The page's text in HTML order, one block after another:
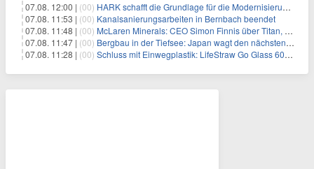
07.08. 12:00 | (00) HARK schafft die Grundlage für die Modernisierung seiner IBM i-Anwendungen
07.08. 11:53 | (00) Kanalsanierungsarbeiten in Bernbach beendet
07.08. 11:48 | (00) McLaren Minerals: CEO Simon Finnis über Titan, Zirkon und Seltene Erden
07.08. 11:47 | (00) Bergbau in der Tiefsee: Japan wagt den nächsten Schritt
07.08. 11:28 | (00) Schluss mit Einwegplastik: LifeStraw Go Glass 600ml bringt gefiltertes Trinkwasser aus der Glasflasche